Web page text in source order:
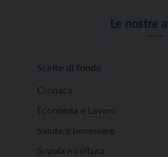
Le nostre
Scelte di fondo
Cronaca
Economia e Lavoro
Salute e benessere
Scuola e cultura